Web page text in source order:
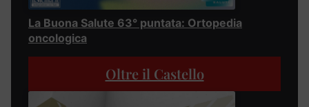
La Buona Salute 63° puntata: Ortopedia
oncologica
Oltre il Castello